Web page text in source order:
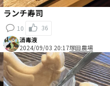
ランチ寿司
10 36
消毒液
2024/09/03 20:17塚田農場